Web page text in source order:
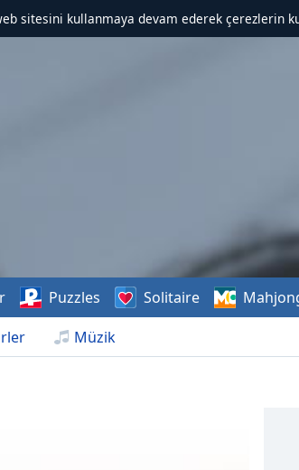
sitesini kullanmaya devam ederek çerezlerin
Müzik
Puzzles Solitaire